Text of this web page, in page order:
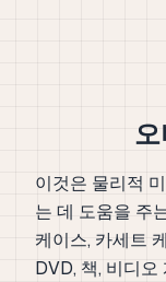
이것은 물리적
는 데 도움을 주
케이스, 카세트
DVD, 책, 비디오